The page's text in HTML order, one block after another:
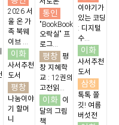
2026 서
울 온 가
족 북웨
이브 ...
이화
사서추천
도서
평창
나눔이야
기 할머
니
통인
"BookBook
오락실" 프
로그...
평창 평
창 지혜학
교 : 12권의
고전읽...
이화
이
달의 그림
책
이야기가
있는 코딩
: 디지털
수...
이화
사서추천
도서
삼청
톡톡 쫄
깃! 여름
버섯전